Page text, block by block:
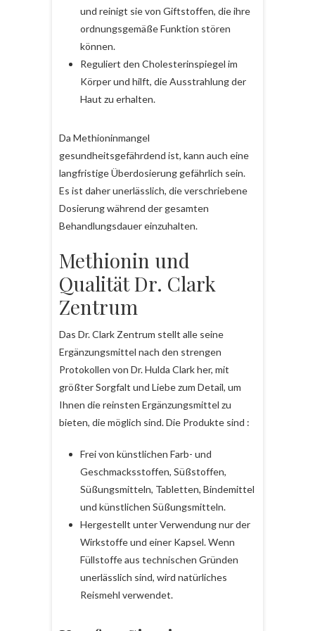
und reinigt sie von Giftstoffen, die ihre
ordnungsgemäße Funktion stören
können.
Reguliert den Cholesterinspiegel im
Körper und hilft, die Ausstrahlung der
Haut zu erhalten.
Da Methioninmangel
gesundheitsgefährdend ist, kann auch eine
langfristige Überdosierung gefährlich sein.
Es ist daher unerlässlich, die verschriebene
Dosierung während der gesamten
Behandlungsdauer einzuhalten.
Methionin und
Qualität Dr. Clark
Zentrum
Das Dr. Clark Zentrum stellt alle seine
Ergänzungsmittel nach den strengen
Protokollen von Dr. Hulda Clark her, mit
größter Sorgfalt und Liebe zum Detail, um
Ihnen die reinsten Ergänzungsmittel zu
bieten, die möglich sind. Die Produkte sind :
Frei von künstlichen Farb- und
Geschmacksstoffen, Süßstoffen,
Süßungsmitteln, Tabletten, Bindemittel
und künstlichen Süßungsmitteln.
Hergestellt unter Verwendung nur der
Wirkstoffe und einer Kapsel. Wenn
Füllstoffe aus technischen Gründen
unerlässlich sind, wird natürliches
Reismehl verwendet.